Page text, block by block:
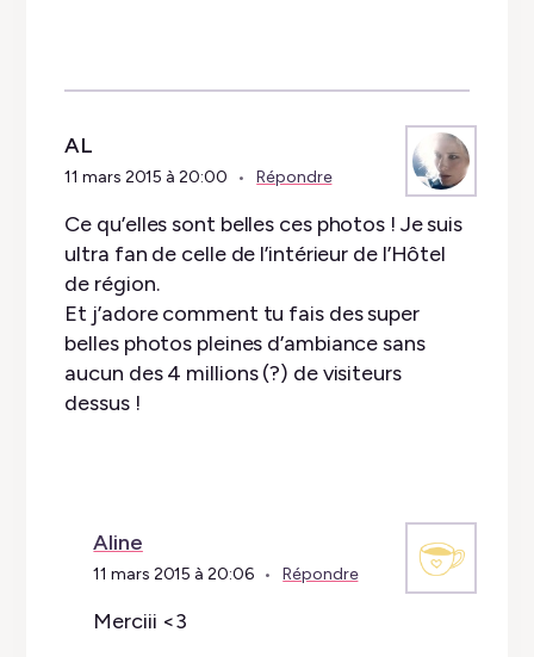
AL
11 mars 2015 à 20:00 Répondre
Ce qu’elles sont belles ces photos ! Je suis
ultra fan de celle de l’intérieur de l’Hôtel
de région.
Et j’adore comment tu fais des super
belles photos pleines d’ambiance sans
aucun des 4 millions (?) de visiteurs
dessus !
Aline
11 mars 2015 à 20:06 Répondre
Merciii <3